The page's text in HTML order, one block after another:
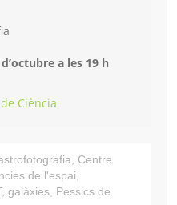
a les 19 h
Ciència
, Centre
de l'espai,
, galàxies, Pessics de